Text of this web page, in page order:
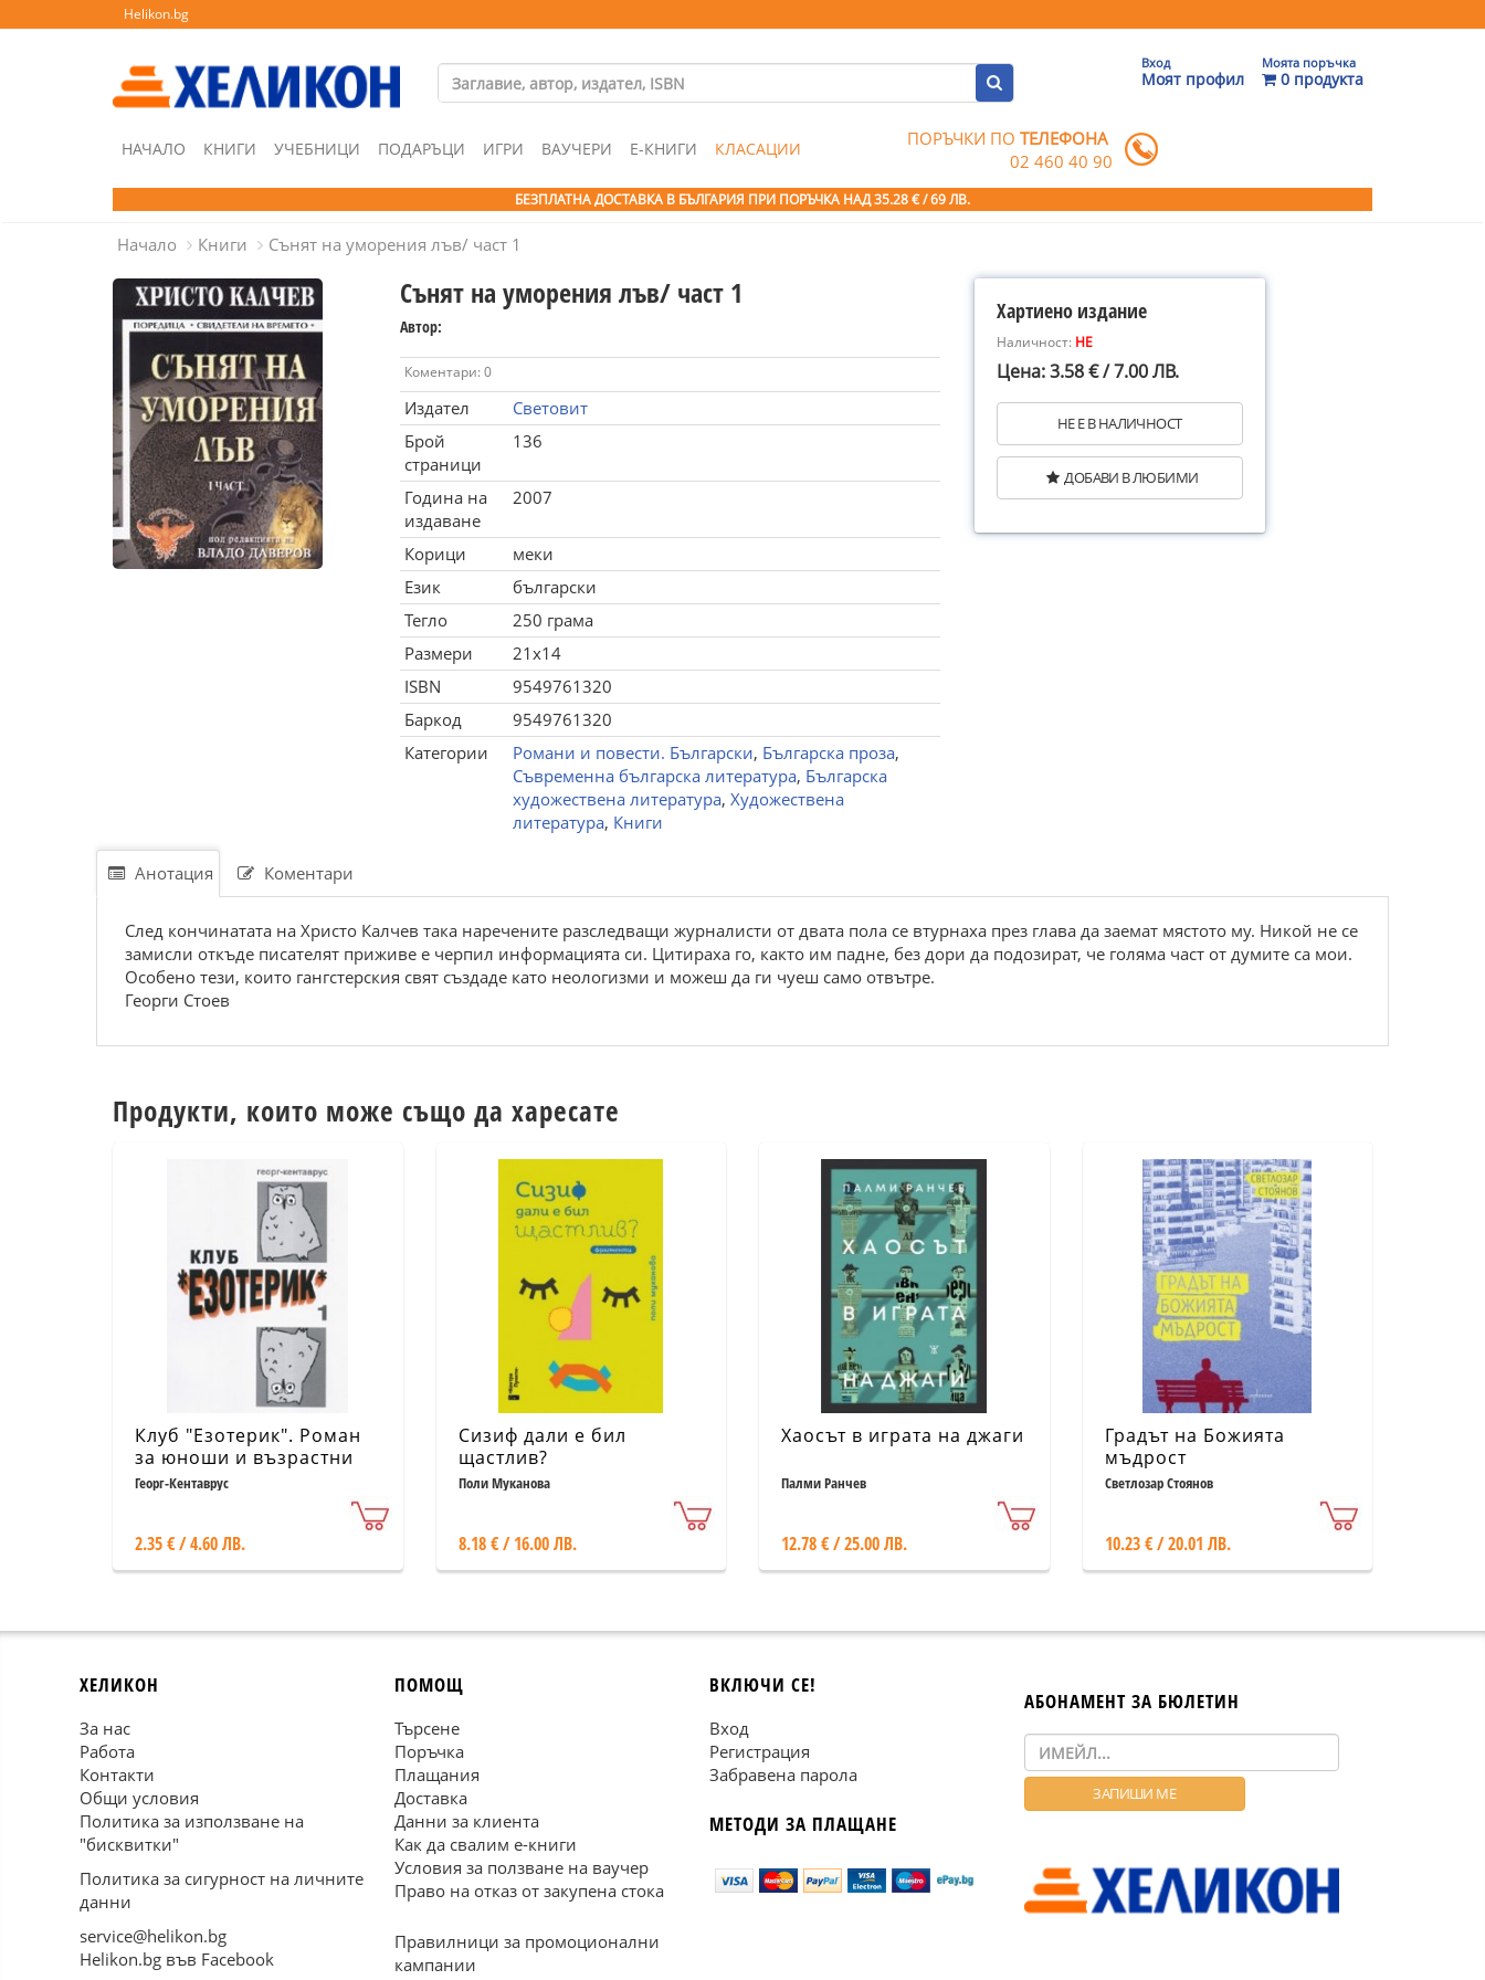
Helikon.bg
Вход
Моят профил
Моята поръчка
0 продукта
НАЧАЛО КНИГИ УЧЕБНИЦИ ПОДАРЪЦИ ИГРИ ВАУЧЕРИ Е-КНИГИ КЛАСАЦИИ ПОРЪЧКИ ПОТЕЛЕФОНА
02 460 40 90
БЕЗПЛАТНА ДОСТАВКА В БЪЛГАРИЯ ПРИ ПОРЪЧКА НАД 35.28 € / 69 ЛВ.
Начало Книги Сънят на уморения лъв/ част 1
Сънят на уморения лъв/ част 1
Автор:
Коментари: 0
Издател
Световит
Брой
страници
136
Година на
издаване
2007
Корици
меки
Език
български
Тегло
250 грама
Размери
21x14
ISBN
9549761320
Баркод
9549761320
Категории
Романи и повести. Български, Българска проза,
Съвременна българска литература, Българска
художествена литература, Художествена
литература, Книги
Хартиено издание
Наличност: НЕ
Цена: 3.58 € / 7.00 ЛВ.
НЕ Е В НАЛИЧНОСТ
ДОБАВИ В ЛЮБИМИ
Анотация Коментари
След кончинатата на Христо Калчев така наречените разследващи журналисти от двата пола се втурнаха през глава да заемат мястото му. Никой не се
замисли откъде писателят приживе е черпил информацията си. Цитираха го, както им падне, без дори да подозират, че голяма част от думите са мои.
Особено тези, които гангстерския свят създаде като неологизми и можеш да ги чуеш само отвътре.
Георги Стоев
Продукти, които може също да харесате
Клуб "Езотерик". Роман
за юноши и възрастни
Георг-Кентаврус
2.35 € / 4.60 ЛВ.
Сизиф дали е бил
щастлив?
Поли Муканова
8.18 € / 16.00 ЛВ.
Хаосът в играта на джаги
Палми Ранчев
12.78 € / 25.00 ЛВ.
Градът на Божията
мъдрост
Светлозар Стоянов
10.23 € / 20.01 ЛВ.
ХЕЛИКОН
За нас
Работа
Контакти
Общи условия
Политика за използване на
"бисквитки"
Политика за сигурност на личните
данни
service@helikon.bg
Helikon.bg във Facebook
ПОМОЩ
Търсене
Поръчка
Плащания
Доставка
Данни за клиента
Как да свалим е-книги
Условия за ползване на ваучер
Право на отказ от закупена стока
Правилници за промоционални
кампании
ВКЛЮЧИ СЕ!
Вход
Регистрация
Забравена парола
МЕТОДИ ЗА ПЛАЩАНЕ
АБОНАМЕНТ ЗА БЮЛЕТИН